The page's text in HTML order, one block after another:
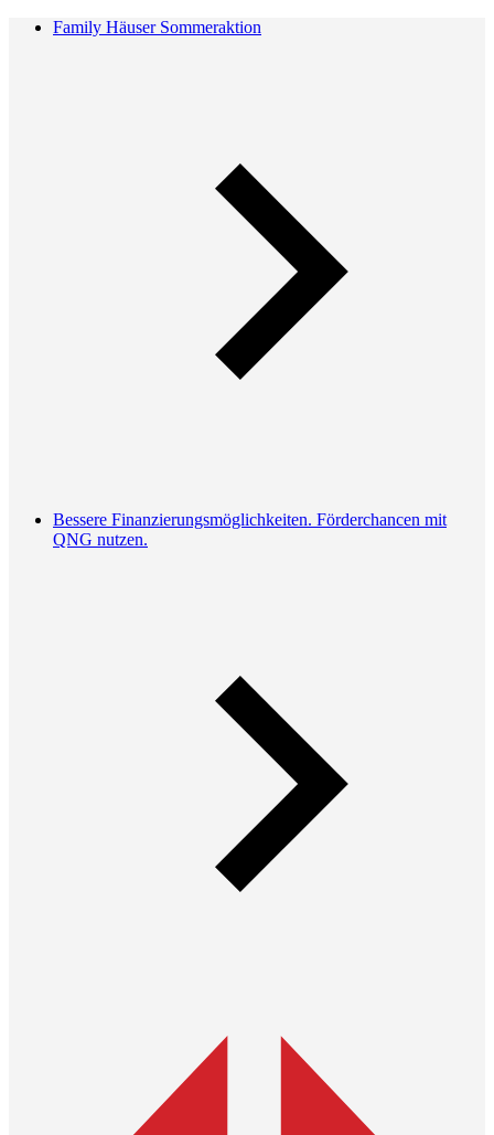
Family Häuser Sommeraktion
Bessere Finanzierungsmöglichkeiten. Förderchancen mit
QNG nutzen.